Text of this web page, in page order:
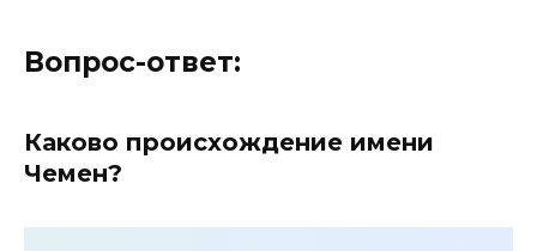
Вопрос-ответ:
Каково происхождение имени
Чемен?